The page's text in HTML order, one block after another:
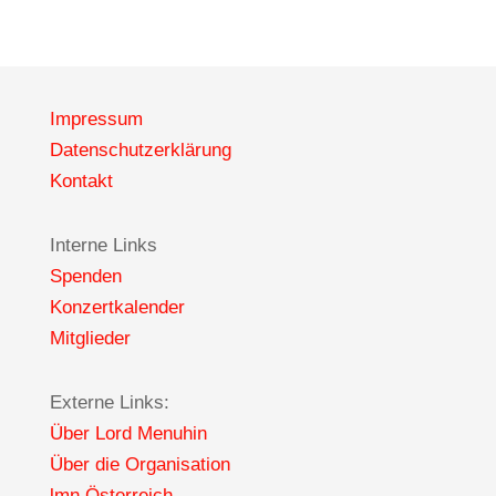
Impressum
Datenschutzerklärung
Kontakt
Interne Links
Spenden
Konzertkalender
Mitglieder
Externe Links:
Über Lord Menuhin
Über die Organisation